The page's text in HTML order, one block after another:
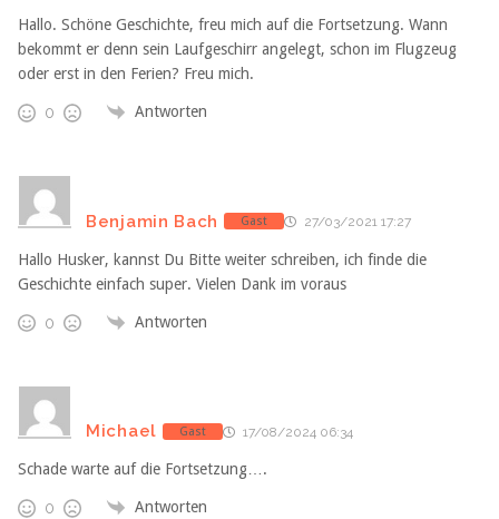
Hallo. Schöne Geschichte, freu mich auf die Fortsetzung. Wann
bekommt er denn sein Laufgeschirr angelegt, schon im Flugzeug
oder erst in den Ferien? Freu mich.
0 Antworten
Benjamin Bach Gast 27/03/2021 17:27
Hallo Husker, kannst Du Bitte weiter schreiben, ich finde die
Geschichte einfach super. Vielen Dank im voraus
0 Antworten
Michael Gast 17/08/2024 06:34
Schade warte auf die Fortsetzung….
0 Antworten